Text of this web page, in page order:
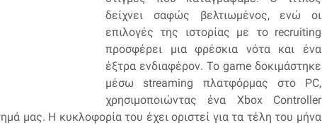
δείχνει σαφώς βελτιωμένος, ενώ οι
επιλογές της ιστορίας με το recruiting
προσφέρει μια φρέσκια νότα και ένα
έξτρα ενδιαφέρον. Το game δοκιμάστηκε
μέσω streaming πλατφόρμας στο PC,
χρησιμοποιώντας ένα Xbox Controller
μας. Η κυκλοφορία του έχει οριστεί για τα τέλη του μήνα